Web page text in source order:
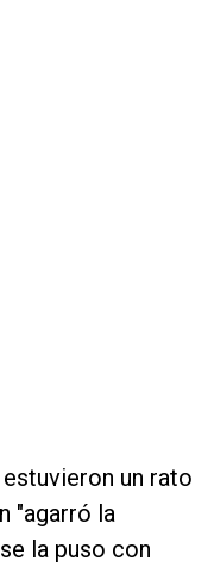
un rato
"agarró la
la puso con